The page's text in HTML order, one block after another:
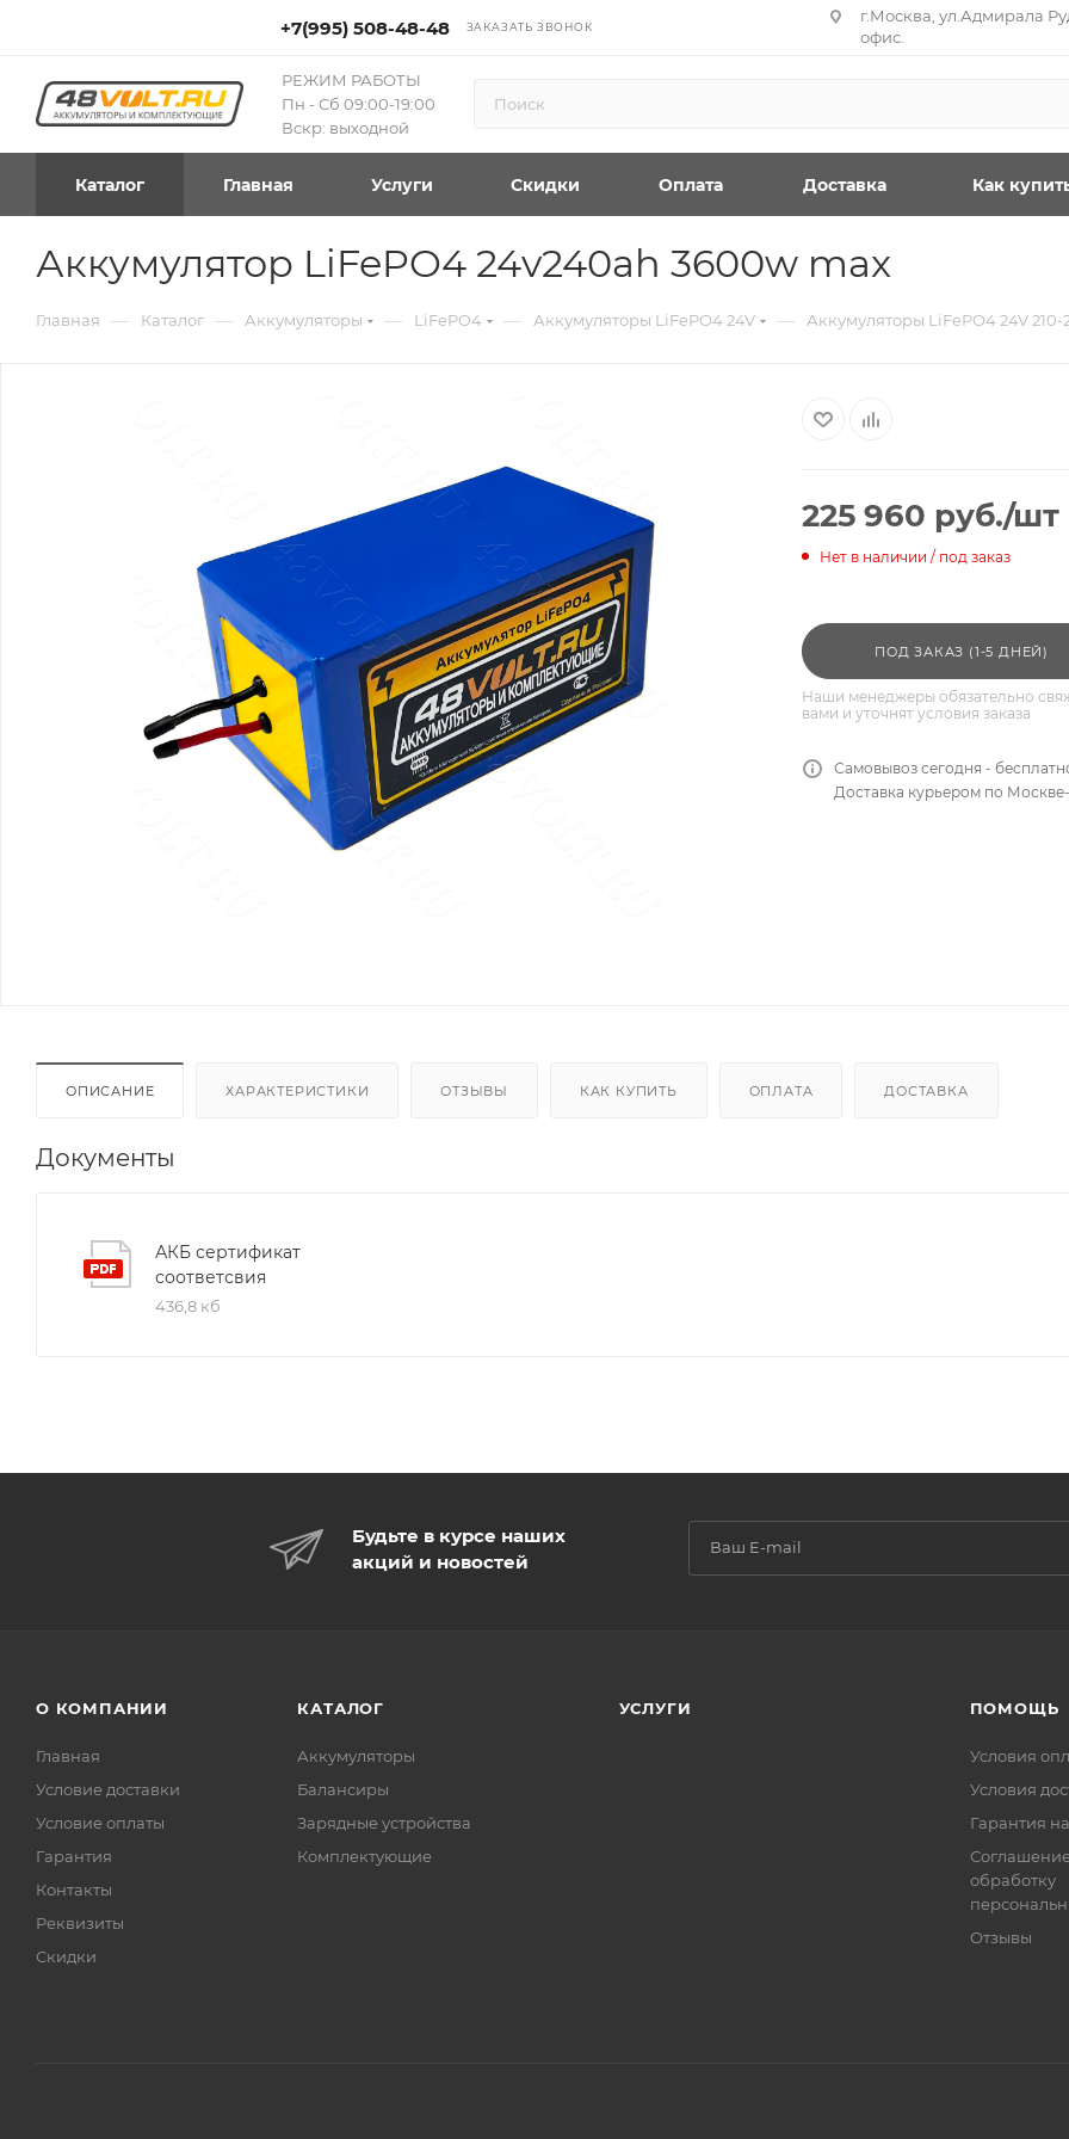
+7(995) 508-48-48 ЗАКАЗАТЬ ЗВОНОК
г.Москва, ул.Адмирала
офис.
РЕЖИМ РАБОТЫ
Пн - Сб 09:00-19:00
Вскр: выходной
Каталог Главная Услуги Скидки Оплата Доставка Как
Аккумулятор LiFePO4 24v240ah 3600w max
Главная — Каталог — Аккумуляторы — LiFePO4 — Аккумуляторы LiFePO4 24V — Аккумуляторы LiFePO4 24V 210-
225 960 руб./шт
Нет в наличии / под заказ
ПОД ЗАКАЗ (1-5 ДНЕЙ)
Наши менеджеры обязательно
вами и уточнят условия заказа
Самовывоз сегодня -
Доставка курьером по
ОПИСАНИЕ ХАРАКТЕРИСТИКИ ОТЗЫВЫ КАК КУПИТЬ ОПЛАТА ДОСТАВКА
Документы
АКБ сертификат
соответсвия
436,8 кб
Будьте в курсе наших
акций и новостей
О КОМПАНИИ
Главная
Условие доставки
Условие оплаты
Гарантия
Контакты
Реквизиты
Скидки
КАТАЛОГ
Аккумуляторы
Балансиры
Зарядные устройства
Комплектующие
УСЛУГИ ПОМОЩЬ
Условия
Условия
Гарантия
обработку
Отзывы